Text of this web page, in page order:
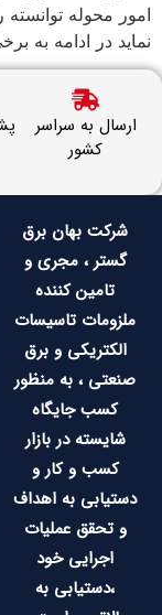
محوله توانسته
در ادامه به
ارسال به سراسر
کشور
شرکت بهان برق
گستر ، مجری و
تامین کننده
ملزومات تاسیسات
الکتریکی و برق
صنعتی ، به منظور
کسب جایگاه
شایسته در بازار
کسب و کار و
دستیابی به اهداف
و تحقق عملیات
اجرایی خود
،دستیابی به